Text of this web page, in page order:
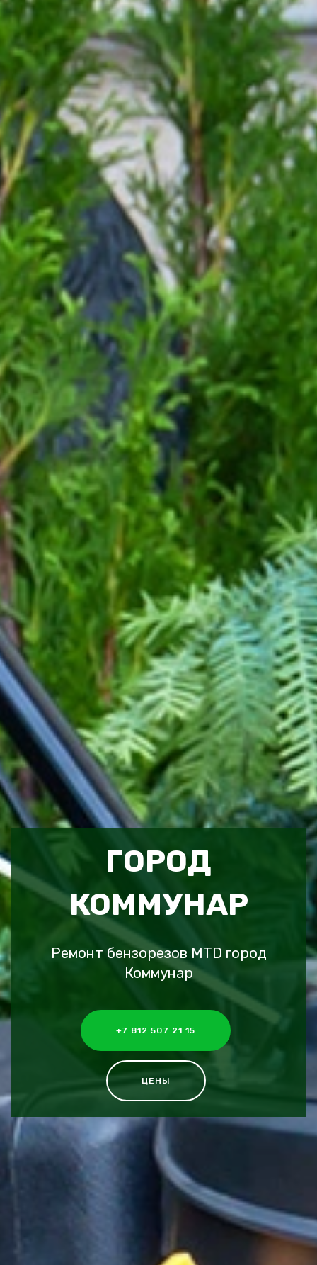
ГОРОД
КОММУНАР
Ремонт бензорезов MTD город
Коммунар
+7 812 507 21 15
ЦЕНЫ